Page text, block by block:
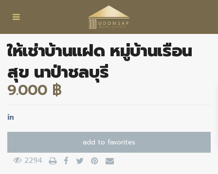
ให้เช่าบ้านแฝด หมู่บ้านเรือน
สุข นาป่าชลบุรี
9.000 ฿
in
add to favorites
2294